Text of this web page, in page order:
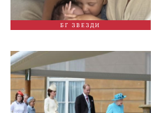
БГ ЗВЕЗДИ